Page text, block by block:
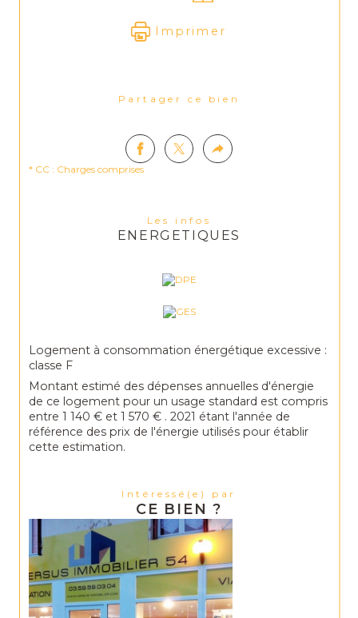
Imprimer
Partager ce bien
* CC : Charges comprises
Les infos
ENERGETIQUES
Logement à consommation énergétique excessive :
classe F
Montant estimé des dépenses annuelles d'énergie
de ce logement pour un usage standard est compris
entre 1 140 € et 1 570 € . 2021 étant l'année de
référence des prix de l'énergie utilisés pour établir
cette estimation.
Intéressé(e) par
CE BIEN ?